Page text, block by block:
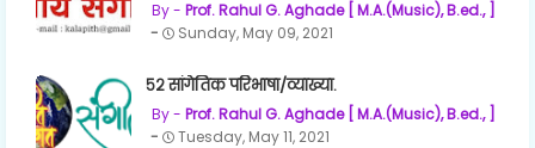
Prof. Rahul G. Aghade [ M.A.(Music), B.ed., ]
Sunday, May 09, 2021
५२ सांगेतिक परिभाषा/व्याख्या.
Prof. Rahul G. Aghade [ M.A.(Music), B.ed., ]
Tuesday, May 11, 2021